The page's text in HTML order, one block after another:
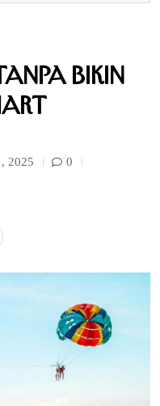
Bikin
2025
0